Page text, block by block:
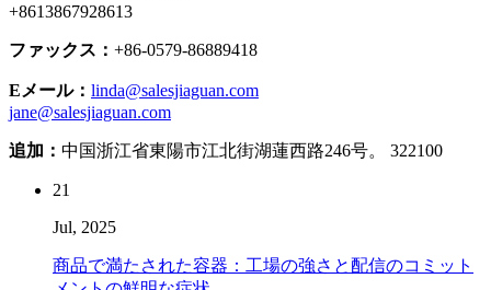
+8613867928613
ファックス： +86-0579-86889418
Eメール： linda@salesjiaguan.com
jane@salesjiaguan.com
追加： 中国浙江省東陽市江北街湖蓮西路246号。 322100
21
Jul, 2025
商品で満たされた容器：工場の強さと配信のコミット